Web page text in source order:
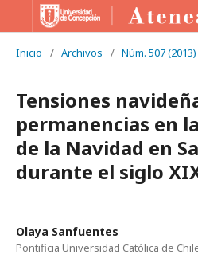
Inicio / Archivos / Núm. 507 (2013)
Tensiones
permanencias en
de la Navidad en
durante el siglo
Olaya Sanfuentes
Pontificia Universidad Católica de